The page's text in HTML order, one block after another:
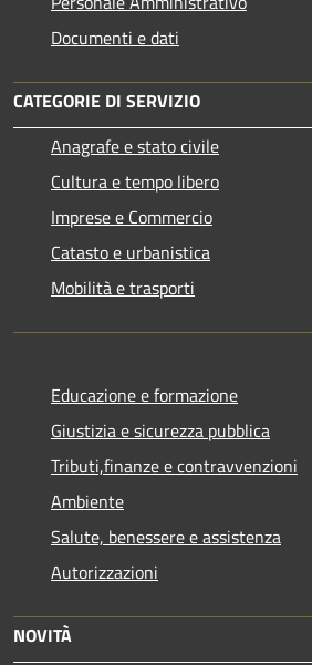
Documenti e dati
CATEGORIE DI SERVIZIO
Anagrafe e stato civile
Cultura e tempo libero
Imprese e Commercio
Catasto e urbanistica
Mobilità e trasporti
Educazione e formazione
Giustizia e sicurezza pubblica
Tributi,finanze e contravvenzioni
Ambiente
Salute, benessere e assistenza
Autorizzazioni
NOVITÀ